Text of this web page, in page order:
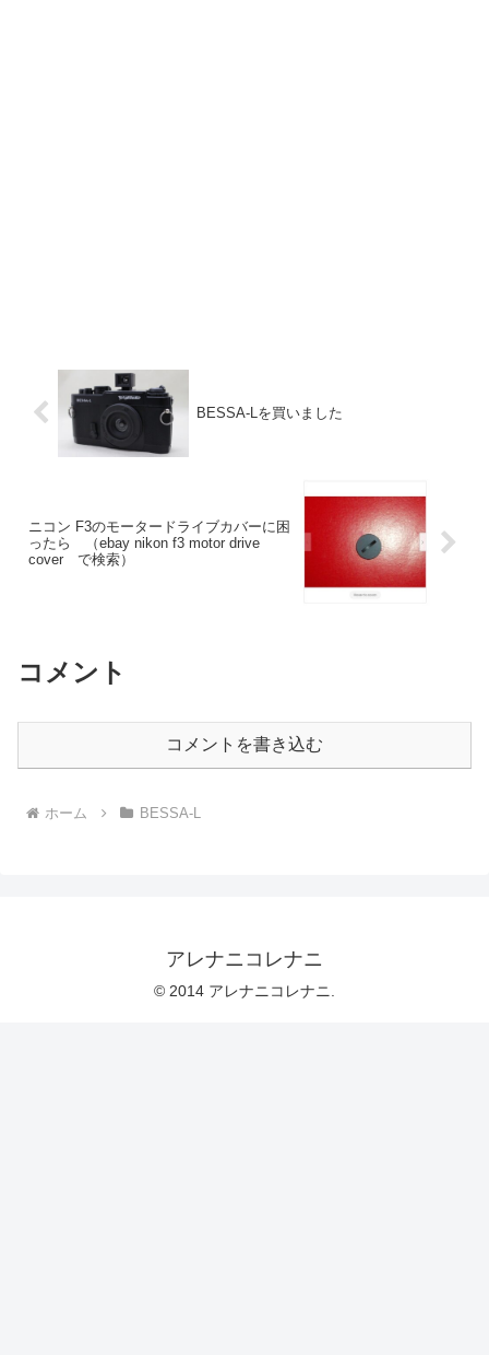
BESSA-Lを買いました
ニコン F3のモータードライブカバーに困
ったら （ebay nikon f3 motor drive
cover で検索）
コメント
コメントを書き込む
ホーム BESSA-L
アレナニコレナニ
© 2014 アレナニコレナニ.